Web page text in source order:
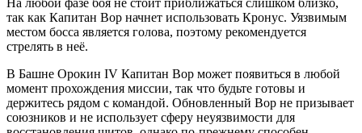
так как Капитан Вор начнет использовать Кронус. Уязвимым
местом босса является голова, поэтому рекомендуется
стрелять в неё.
В Башне Орокин IV Капитан Вор может появиться в любой
момент прохождения миссии, так что будьте готовы и
держитесь рядом с командой. Обновленный Вор не призывает
союзников и не использует сферу неуязвимости для